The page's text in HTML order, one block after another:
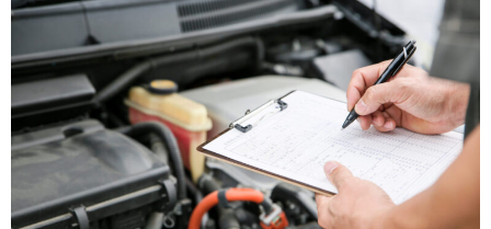
お金
掃除
マナー
趣味
おすすめ